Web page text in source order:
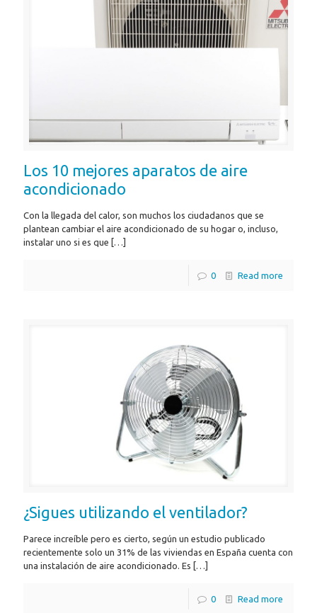
Los 10 mejores aparatos de aire
acondicionado
Con la llegada del calor, son muchos los ciudadanos que se
plantean cambiar el aire acondicionado de su hogar o, incluso,
instalar uno si es que […]
0 Read more
¿Sigues utilizando el ventilador?
Parece increíble pero es cierto, según un estudio publicado
recientemente solo un 31% de las viviendas en España cuenta con
una instalación de aire acondicionado. Es […]
0 Read more